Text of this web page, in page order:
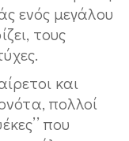
ενός μεγάλου
τους
και
πολλοί
που